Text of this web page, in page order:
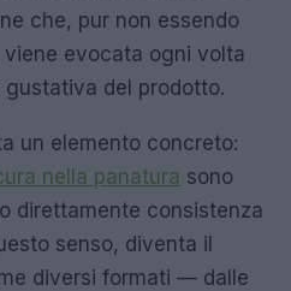
che, pur non essendo
evocata ogni volta
gustativa del prodotto.
un elemento concreto:
nella panatura sono
direttamente consistenza
senso, diventa il
diversi formati — dalle